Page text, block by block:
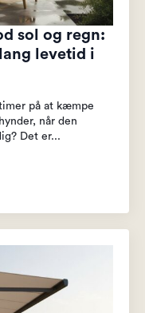
sol og regn:
levetid i
på at kæmpe
når den
Det er...